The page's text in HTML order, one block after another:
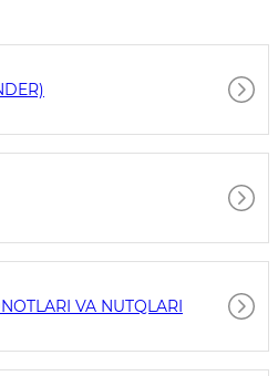
VA NUTQLARI